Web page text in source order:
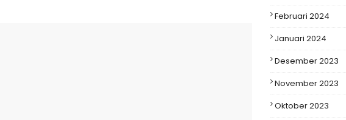
Februari 2024
Januari 2024
Desember 2023
November 2023
Oktober 2023